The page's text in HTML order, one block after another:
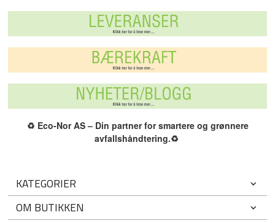
♻️ Eco-Nor AS – Din partner for smartere og grønnere
avfallshåndtering.♻️
KATEGORIER
OM BUTIKKEN